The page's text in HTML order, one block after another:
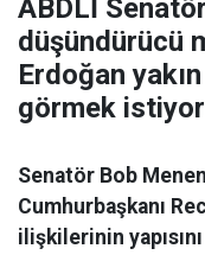
ABDLİ
düşündürücü
Erdoğan
görmek
Senatör Bob
Cumhurbaşkanı
ilişkilerinin